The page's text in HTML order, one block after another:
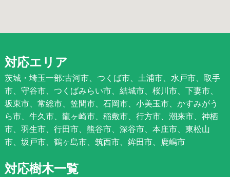
対応エリア
茨城・埼玉一部:古河市、つくば市、土浦市、水戸市、取手
市、守谷市、つくばみらい市、結城市、桜川市、下妻市、
坂東市、常総市、笠間市、石岡市、小美玉市、かすみがう
ら市、牛久市、龍ヶ崎市、稲敷市、行方市、潮来市、神栖
市、羽生市、行田市、熊谷市、深谷市、本庄市、東松山
市、坂戸市、鶴ヶ島市、筑西市、鉾田市、鹿嶋市
対応樹木一覧